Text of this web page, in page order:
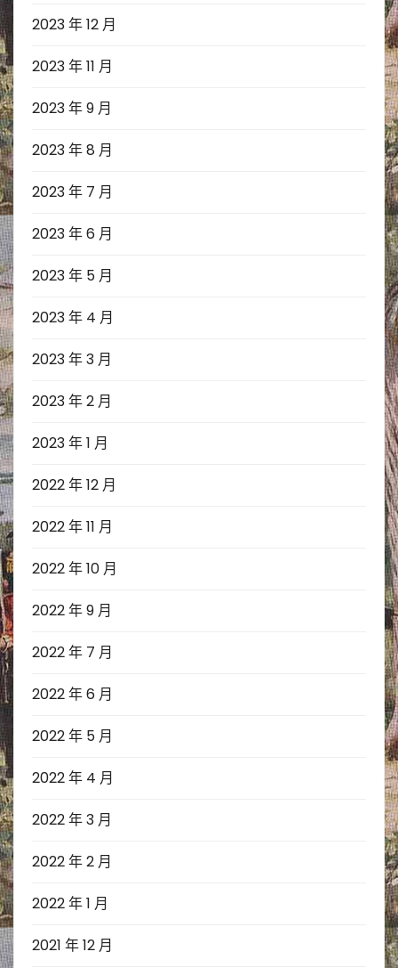
2023 年 12 月
2023 年 11 月
2023 年 9 月
2023 年 8 月
2023 年 7 月
2023 年 6 月
2023 年 5 月
2023 年 4 月
2023 年 3 月
2023 年 2 月
2023 年 1 月
2022 年 12 月
2022 年 11 月
2022 年 10 月
2022 年 9 月
2022 年 7 月
2022 年 6 月
2022 年 5 月
2022 年 4 月
2022 年 3 月
2022 年 2 月
2022 年 1 月
2021 年 12 月